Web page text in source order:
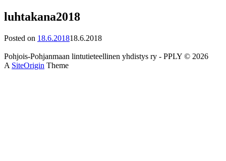
luhtakana2018
Posted on 18.6.201818.6.2018
Pohjois-Pohjanmaan lintutieteellinen yhdistys ry - PPLY © 2026
A SiteOrigin Theme